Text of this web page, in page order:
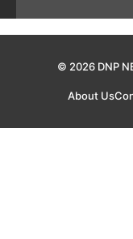
© 2026 DNP
About Us